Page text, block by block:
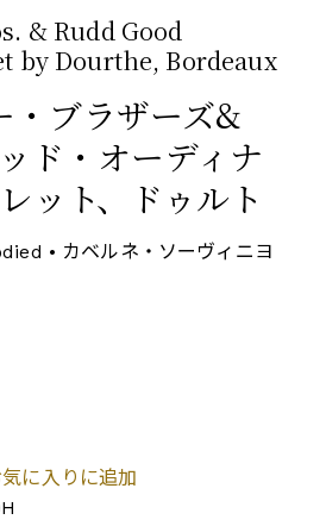
& Rudd Good
by Dourthe, Bordeaux
・ブラザーズ&
ド・オーディナ
ット、ドゥルト
• カベルネ・ソーヴィニヨ
に入りに追加